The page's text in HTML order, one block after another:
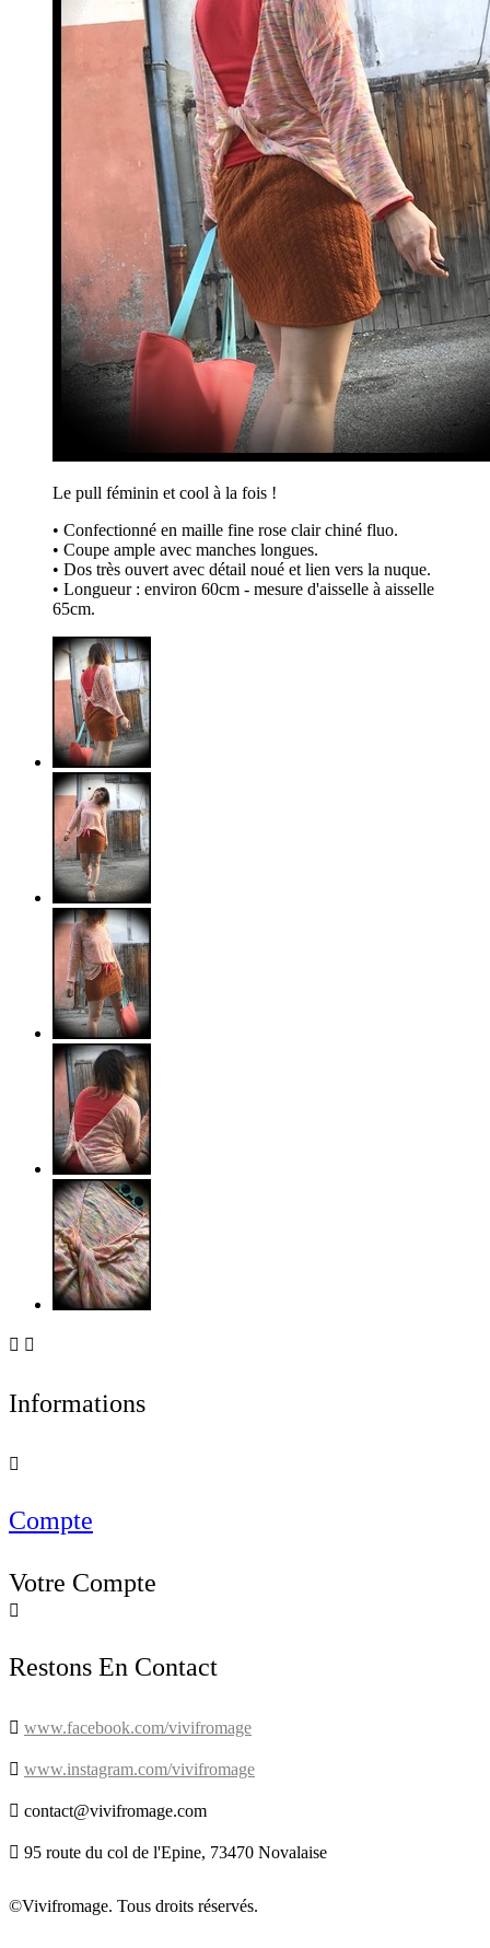
Le pull féminin et cool à la fois !
• Confectionné en maille fine rose clair chiné fluo.
• Coupe ample avec manches longues.
• Dos très ouvert avec détail noué et lien vers la nuque.
• Longueur : environ 60cm - mesure d'aisselle à aisselle
65cm.
 
Informations

Compte
Votre Compte

Restons En Contact
 www.facebook.com/vivifromage
 www.instagram.com/vivifromage
 contact@vivifromage.com
 95 route du col de l'Epine, 73470 Novalaise
©Vivifromage. Tous droits réservés.